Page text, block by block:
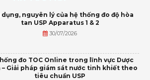
dụng, nguyên lý của hệ thống đo độ hòa
tan USP Apparatus 1 & 2
30/07/2026
đo TOC Online trong lĩnh vực Dược
– Giải pháp giám sát nước tinh khiết theo
tiêu chuẩn USP